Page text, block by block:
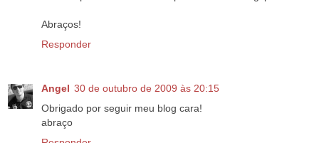
Abraços!
Responder
Angel 30 de outubro de 2009 às 20:15
Obrigado por seguir meu blog cara!
abraço